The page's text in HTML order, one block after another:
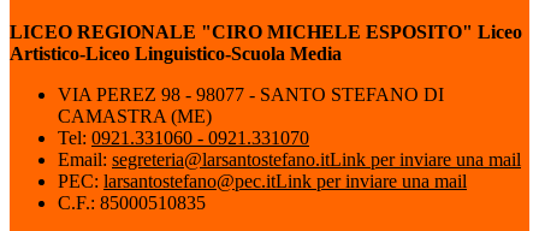
LICEO REGIONALE "CIRO MICHELE ESPOSITO" Liceo
Artistico-Liceo Linguistico-Scuola Media
VIA PEREZ 98 - 98077 - SANTO STEFANO DI
CAMASTRA (ME)
Tel: 0921.331060 - 0921.331070
Email: segreteria@larsantostefano.itLink per inviare una mail
PEC: larsantostefano@pec.itLink per inviare una mail
C.F.: 85000510835